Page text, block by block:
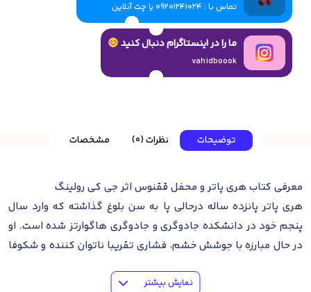
تماس با : 09201241024 یا چت آنلاین
ما را در اینستاگرام دنبال کنید
vahidboook
توضیحات نظرات (0) مشخصات
معرفی کتاب هری پاتر و محفل ققنوس اثر جی کی رولینگ
هری پاتر پانزده ساله درحالی پا به سن بلوغ گذاشته که وارد سال
پنجم خود در دانشکده جادوگری و جادوگری هاگوارتز شده است. او
در حال مبارزه با جوشش خشم، فشاری تقریبا ناتوان کننده و شکوفا
دلخراش و کسل کننده در دورسلی است، این بار با حداقل تماس با
نمایش بیشتر